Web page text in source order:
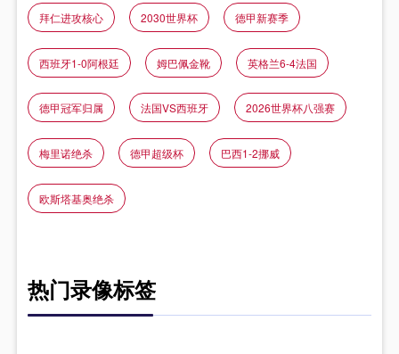
拜仁进攻核心 2030世界杯 德甲新赛季
西班牙1-0阿根廷 姆巴佩金靴 英格兰6-4法国
德甲冠军归属 法国VS西班牙 2026世界杯八强赛
梅里诺绝杀 德甲超级杯 巴西1-2挪威
欧斯塔基奥绝杀
热门录像标签